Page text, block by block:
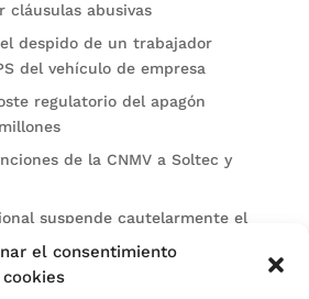
el consentimiento
cláusulas abusivas
despido de un trabajador
del vehículo de empresa
regulatorio del apagón
de la CNMV a Soltec y
suspende cautelarmente el
de Repsol por el gravamen